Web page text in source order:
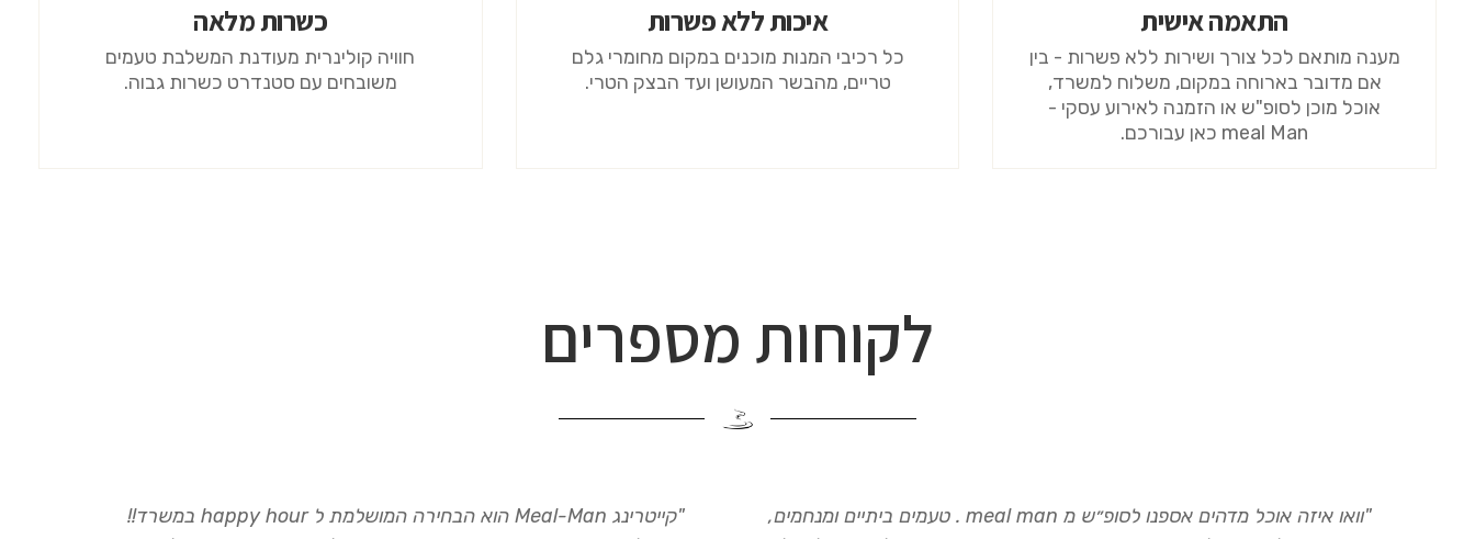
התאמה אישית
מענה מותאם לכל צורך ושירות ללא פשרות - בין
אם מדובר בארוחה במקום, משלוח למשרד,
אוכל מוכן לסופ"ש או הזמנה לאירוע עסקי -
meal Man כאן עבורכם.
איכות ללא פשרות
כל רכיבי המנות מוכנים במקום מחומרי גלם
טריים, מהבשר המעושן ועד הבצק הטרי.
כשרות מלאה
חוויה קולינרית מעודנת המשלבת טעמים
משובחים עם סטנדרט כשרות גבוה.
לקוחות מספרים
"וואו איזה אוכל מדהים אספנו לסופ״ש מ meal man . טעמים ביתיים ומנחמים,
"קייטרינג Meal-Man הוא הבחירה המושלמת ל happy hour במשרד!!